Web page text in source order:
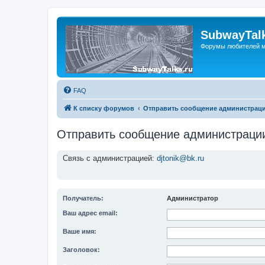
Форумы любителей
FAQ
К списку форумов Отправить сообщение
Отправить сообщение
Связь с администрацией: djtonik@bk.ru
Получатель: Администратор
Ваш адрес email:
Ваше имя:
Заголовок: